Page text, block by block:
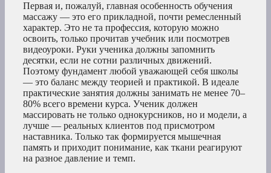
Первая и, пожалуй, главная особенность обучения
массажу — это его прикладной, почти ремесленный
характер. Это не та профессия, которую можно
освоить, только прочитав учебник или посмотрев
видеоуроки. Руки ученика должны запомнить
десятки, если не сотни различных движений.
Поэтому фундамент любой уважающей себя школы
— это баланс между теорией и практикой. В идеале
практические занятия должны занимать не менее 70–
80% всего времени курса. Ученик должен
массировать не только однокурсников, но и модели, а
лучше — реальных клиентов под присмотром
наставника. Только так формируется мышечная
память и приходит понимание, как ткани реагируют
на разное давление и темп.